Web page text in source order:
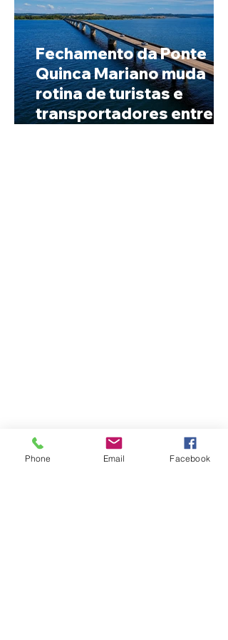
Fechamento da Ponte
Quinca Mariano muda
rotina de turistas e
transportadores entre
Phone Email Facebook